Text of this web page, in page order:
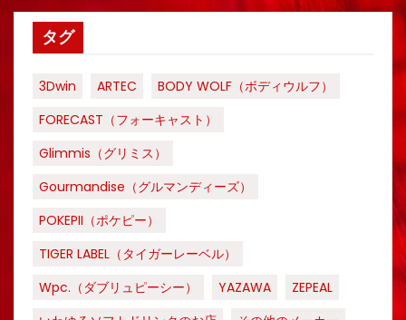
タグ
3Dwin ARTEC
BODY WOLF（ボディウルフ）
FORECAST（フォーキャスト）
Glimmis（グリミス）
Gourmandise（グルマンディーズ）
POKEPII（ポケピー）
TIGER LABEL（タイガーレーベル）
Wpc.（ダブリュピーシー）
YAZAWA
ZEPEAL